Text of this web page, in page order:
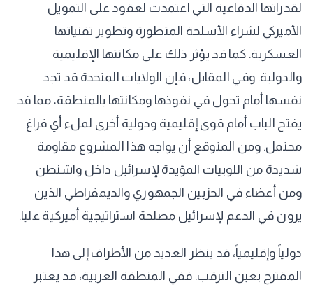
لقدراتها الدفاعية التي اعتمدت لعقود على التمويل
الأميركي لشراء الأسلحة المتطورة وتطوير تقنياتها
العسكرية. كما قد يؤثر ذلك على مكانتها الإقليمية
والدولية. وفي المقابل، فإن الولايات المتحدة قد تجد
نفسها أمام تحول في نفوذها ومكانتها بالمنطقة، مما قد
يفتح الباب أمام قوى إقليمية ودولية أخرى لملء أي فراغ
محتمل. ومن المتوقع أن يواجه هذا المشروع مقاومة
شديدة من اللوبيات المؤيدة لإسرائيل داخل واشنطن
ومن أعضاء في الحزبين الجمهوري والديمقراطي الذين
يرون في الدعم لإسرائيل مصلحة استراتيجية أميركية عليا.
دولياً وإقليمياً، قد ينظر العديد من الأطراف إلى هذا
المقترح بعين الترقب. ففي المنطقة العربية، قد يعتبر